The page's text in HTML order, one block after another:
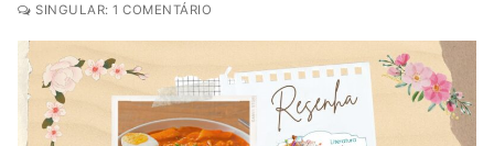
SINGULAR: 1 COMENTÁRIO